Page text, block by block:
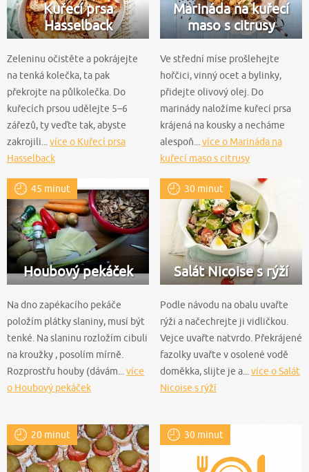
Kuřecí prsa
Hasselback
Zeleninu očistěte a pokrájejte
na tenká kolečka, ta pak
překrojte na půlkolečka. Do
kuřecích prsou udělejte 5–6
zářezů, ty veďte tak, abyste
zakrojili... více o Kuřecí prsa
Hasselback
Marináda na kuřecí
maso s citrusy
Ve střední míse prošlehejte
hořčici, vinný ocet a bylinky,
přidejte olivový olej. Do
marinády naložíme kuřecí prsa
krájená na kousky a necháme
alespoň... více o Marináda na
kuřecí maso s citrusy
45 minut
Houbový pekáček
Na dno zapékacího pekáče
položím plátky slaniny, musí být
tenké. Na slaninu rozložím cibuli
na kroužky , posolím mírně.
Rozprostřu houby (dávám...více
o Houbový pekáček
30 minut
Salát Nicoise s rýží
Podle návodu na obalu uvařte
rýži a načechrejte ji vidličkou.
Vejce uvařte natvrdo. Překrájené
fazolky uvařte v osolené vodě
doměkka, slijte je a...více o Salát
Nicoise s rýží
20 minut 30 minut